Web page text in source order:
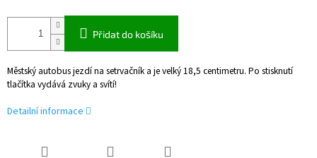
Přidat do košíku
Městský autobus jezdí na setrvačník a je velký 18,5 centimetru. Po stisknutí
tlačítka vydává zvuky a svítí!
Detailní informace